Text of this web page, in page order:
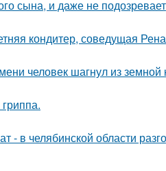
сына, и даже не
кондитер, соведущая
человек шагнул из земной
- в челябинской области